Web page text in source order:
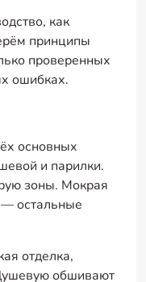
как
принципы
проверенных
ошибках.
основных
и парилки.
зоны. Мокрая
остальные
отделка,
обшивают